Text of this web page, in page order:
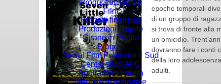
Production Guide
Film
Progetti finanziati
Produzioni proprie
Girano in Puglia
Progetti
Social Film Fund con il Sud
Centro studi AFC
Apulia Film Forum
Mediateca regionale
epoche temporali
di un gruppo di
si trova di fronte alla
un omicidio.
dovranno fare i conti
della loro
adulti.